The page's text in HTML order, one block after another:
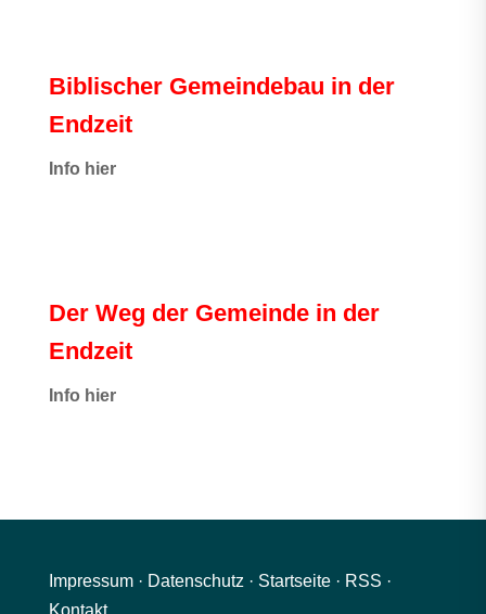
Biblischer Gemeindebau in der
Endzeit
Info hier
Der Weg der Gemeinde in der
Endzeit
Info hier
Impressum· Datenschutz · Startseite· RSS ·
Kontakt